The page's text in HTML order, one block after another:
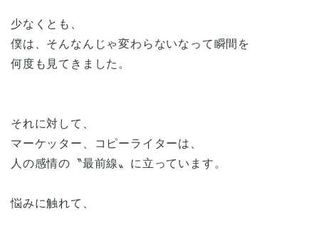
少なくとも、
僕は、そんなんじゃ変わらないなって瞬間を
何度も見てきました。
それに対して、
マーケッター、コピーライターは、
人の感情の〝最前線〟に立っています。
悩みに触れて、